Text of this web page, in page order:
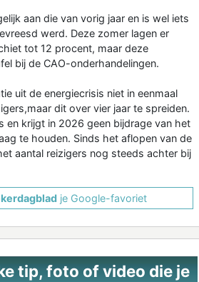
aan die van vorig jaar en is wel iets
werd. Deze zomer lagen er
tot 12 procent, maar deze
bij de CAO-onderhandelingen.
uit de energiecrisis niet in eenmaal
dit over vier jaar te spreiden.
en krijgt in 2026 geen bijdrage van het
te houden. Sinds het aflopen van de
aantal reizigers nog steeds achter bij
je Google-favoriet
tip, foto of video die je